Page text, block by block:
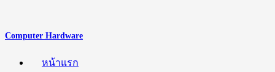
Computer Hardware
หน้าแรก